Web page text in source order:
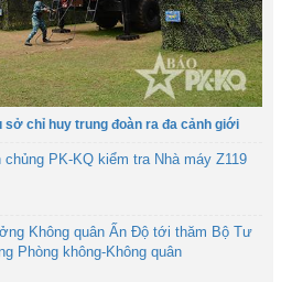
sở chỉ huy trung đoàn ra đa cảnh giới
chủng PK-KQ kiểm tra Nhà máy Z119
Không quân Ấn Độ tới thăm Bộ Tư
Phòng không-Không quân